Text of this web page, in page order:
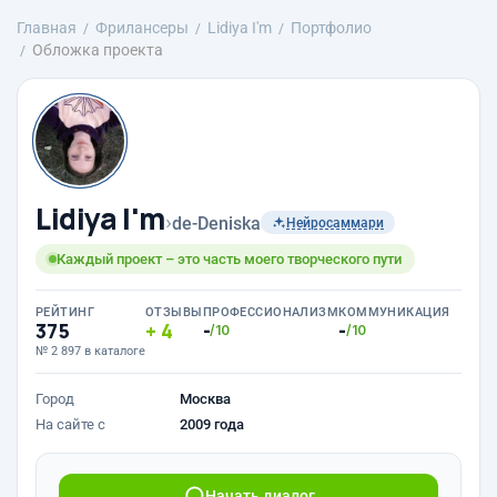
Главная Фрилансеры Lidiya I'm
Портфолио
Обложка проекта
Lidiya I'm›de-Deniska Нейросаммари
Каждый проект – это часть моего творческого пути
РЕЙТИНГ
375
№ 2 897 в каталоге
ОТЗЫВЫ
4
ПРОФЕССИОНАЛИЗМ
-/10
КОММУНИКАЦИЯ
-/10
Город
Москва
На сайте с
2009 года